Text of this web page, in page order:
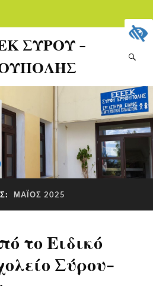
ΣΥΡΟΥ -
ΜΆΙΟΣ 2025
το Ειδικό
Σύρου-